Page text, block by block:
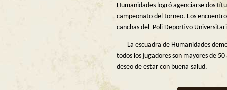
Humanidades logró agenciarse dos
campeonato del torneo. Los
canchas del Poli Deportivo
La escuadra de Humanidades
todos los jugadores son mayores de
deseo de estar con buena salud.